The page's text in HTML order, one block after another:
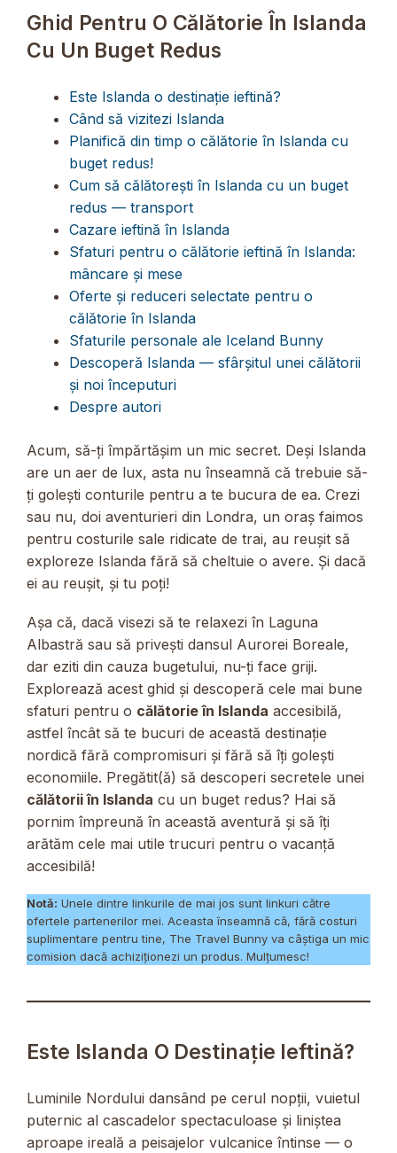
Ghid Pentru O Călătorie În Islanda
Cu Un Buget Redus
Este Islanda o destinație ieftină?
Când să vizitezi Islanda
Planifică din timp o călătorie în Islanda cu
buget redus!
Cum să călătorești în Islanda cu un buget
redus — transport
Cazare ieftină în Islanda
Sfaturi pentru o călătorie ieftină în Islanda:
mâncare și mese
Oferte și reduceri selectate pentru o
călătorie în Islanda
Sfaturile personale ale Iceland Bunny
Descoperă Islanda — sfârșitul unei călătorii
și noi începuturi
Despre autori
Acum, să-ți împărtășim un mic secret. Deși Islanda
are un aer de lux, asta nu înseamnă că trebuie să-
ți golești conturile pentru a te bucura de ea. Crezi
sau nu, doi aventurieri din Londra, un oraș faimos
pentru costurile sale ridicate de trai, au reușit să
exploreze Islanda fără să cheltuie o avere. Și dacă
ei au reușit, și tu poți!
Așa că, dacă visezi să te relaxezi în Laguna
Albastră sau să privești dansul Aurorei Boreale,
dar eziti din cauza bugetului, nu-ți face griji.
Explorează acest ghid și descoperă cele mai bune
sfaturi pentru o călătorie în Islanda accesibilă,
astfel încât să te bucuri de această destinație
nordică fără compromisuri și fără să îți golești
economiile. Pregătit(ă) să descoperi secretele unei
călătorii în Islanda cu un buget redus? Hai să
pornim împreună în această aventură și să îți
arătăm cele mai utile trucuri pentru o vacanță
accesibilă!
Notă: Unele dintre linkurile de mai jos sunt linkuri către
ofertele partenerilor mei. Aceasta înseamnă că, fără costuri
suplimentare pentru tine, The Travel Bunny va câștiga un mic
comision dacă achiziționezi un produs. Mulțumesc!
Este Islanda O Destinație Ieftină?
Luminile Nordului dansând pe cerul nopții, vuietul
puternic al cascadelor spectaculoase și liniștea
aproape ireală a peisajelor vulcanice întinse — o